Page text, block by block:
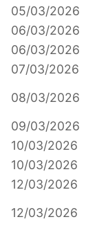
05/03/2026
06/03/2026
06/03/2026
07/03/2026
08/03/2026
09/03/2026
10/03/2026
10/03/2026
12/03/2026
12/03/2026